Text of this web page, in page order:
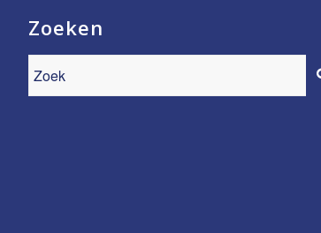
Zoeken